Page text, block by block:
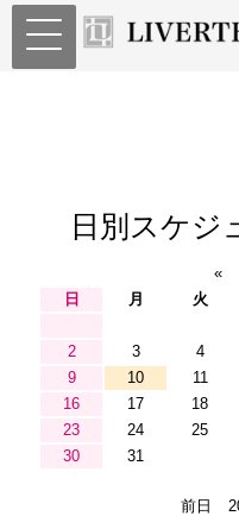
日別スケジ
«
日
月 火
2
3 4
9
10 11
16
17 18
23
24 25
30
31
前日